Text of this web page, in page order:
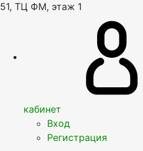
51, ТЦ ФМ, этаж 1
кабинет
Вход
Регистрация